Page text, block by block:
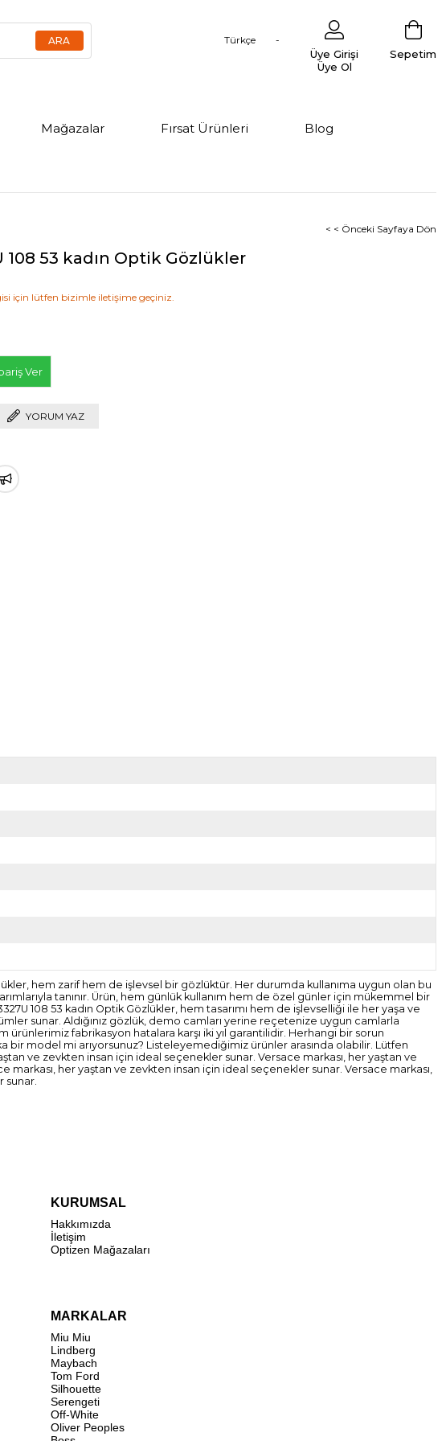
Türkçe
Sepetim
Üye Girişi
Üye Ol
Mağazalar Fırsat Ürünleri Blog
< < Önceki Sayfaya Dön
108 53 kadın Optik Gözlükler
için lütfen bizimle iletişime geçiniz.
Ver
YORUM YAZ
hem zarif hem de işlevsel bir gözlüktür. Her durumda kullanıma uygun olan bu
tanınır. Ürün, hem günlük kullanım hem de özel günler için mükemmel bir
108 53 kadın Optik Gözlükler, hem tasarımı hem de işlevselliği ile her yaşa ve
sunar. Aldığınız gözlük, demo camları yerine reçetenize uygun camlarla
ürünlerimiz fabrikasyon hatalara karşı iki yıl garantilidir. Herhangi bir sorun
model mi arıyorsunuz? Listeleyemediğimiz ürünler arasında olabilir. Lütfen
ve zevkten insan için ideal seçenekler sunar. Versace markası, her yaştan ve
her yaştan ve zevkten insan için ideal seçenekler sunar. Versace markası,
sunar.
KURUMSAL
Hakkımızda
İletişim
Optizen Mağazaları
MARKALAR
Miu Miu
Lindberg
Maybach
Tom Ford
Silhouette
Serengeti
Off-White
Oliver Peoples